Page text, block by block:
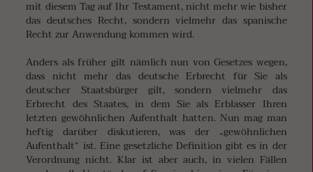
mit diesem Tag auf Ihr Testament, nicht mehr wie bisher
das deutsches Recht, sondern vielmehr das spanische
Recht zur Anwendung kommen wird.
Anders als früher gilt nämlich nun von Gesetzes wegen,
dass nicht mehr das deutsche Erbrecht für Sie als
deutscher Staatsbürger gilt, sondern vielmehr das
Erbrecht des Staates, in dem Sie als Erblasser Ihren
letzten gewöhnlichen Aufenthalt hatten. Nun mag man
heftig darüber diskutieren, was der „gewöhnlichen
Aufenthalt“ ist. Eine gesetzliche Definition gibt es in der
Verordnung nicht. Klar ist aber auch, in vielen Fällen